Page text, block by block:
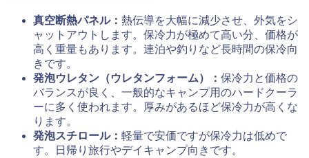
真空断熱パネル： 熱伝導を大幅に減少させ、外気をシ
ャットアウトします。保冷力が極めて高い分、価格が
高く重量もあります。連泊や釣りなど長時間の保冷向
きです。
発泡ウレタン（ウレタンフォーム）： 保冷力と価格の
バランスが良く、一般的なキャンプ用のハードクーラ
ーに多く使われます。厚みがあるほど保冷力が高くな
ります。
発泡スチロール： 軽量で安価ですが保冷力は低めで
す。日帰り旅行やデイキャンプ向きです。